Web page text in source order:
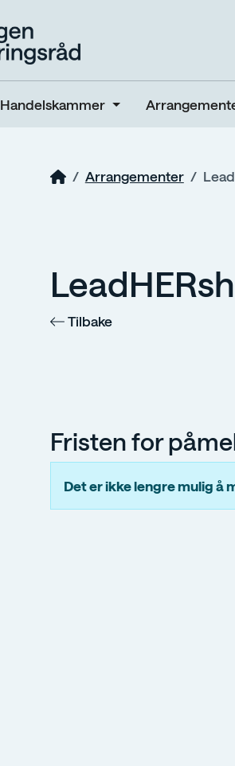
Handelskammer
Arrangementer
Tilbake
Fristen for
Det er ikke lengre mulig å